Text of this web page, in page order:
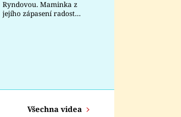
Sledujte nás
Ryndovou. Maminka z
jejího zápasení radost
Všechna videa